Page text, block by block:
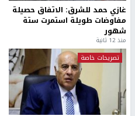
غازي حمد للشرق: الاتفاق حصيلة
مفاوضات طويلة استمرت ستة
شهور
منذ 12 ثانية
تصريحات خاصة